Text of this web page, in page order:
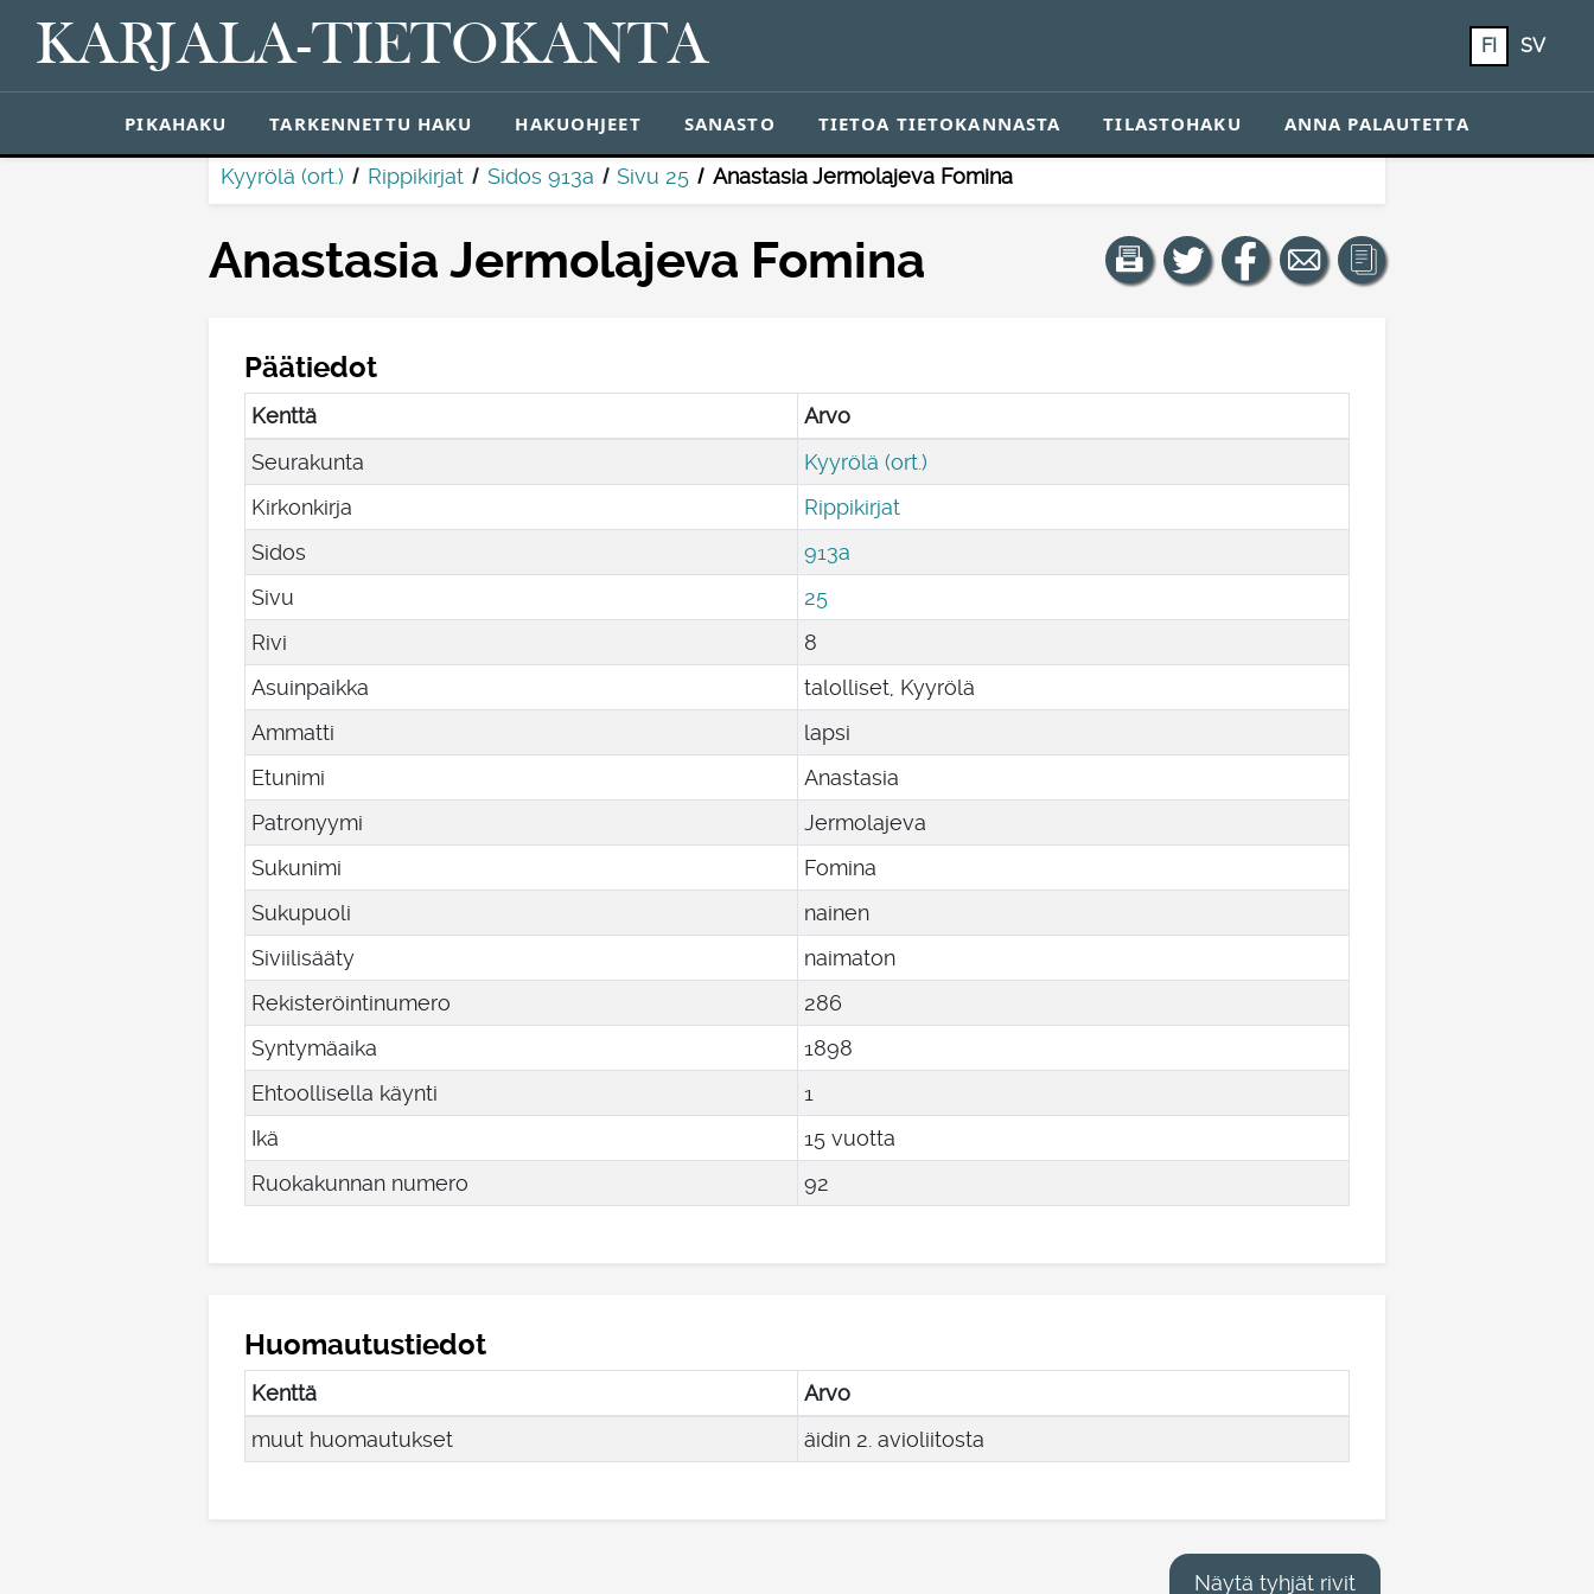
KARJALA-TIETOKANTA FI SV
PIKAHAKU TARKENNETTU HAKU HAKUOHJEET SANASTO TIETOA TIETOKANNASTA TILASTOHAKU ANNA PALAUTETTA
Kyyrölä (ort.) Rippikirjat Sidos 913a Sivu 25 Anastasia Jermolajeva Fomina
Anastasia Jermolajeva Fomina
Päätiedot
Kenttä
Arvo
Seurakunta
Kyyrölä (ort.)
Kirkonkirja
Rippikirjat
Sidos
913a
Sivu
25
Rivi
8
Asuinpaikka
talolliset, Kyyrölä
Ammatti
lapsi
Etunimi
Anastasia
Patronyymi
Jermolajeva
Sukunimi
Fomina
Sukupuoli
nainen
Siviilisääty
naimaton
Rekisteröintinumero
286
Syntymäaika
1898
Ehtoollisella käynti
1
Ikä
15 vuotta
Ruokakunnan numero
92
Huomautustiedot
Kenttä
Arvo
muut huomautukset
äidin 2. avioliitosta
Näytä tyhjät rivit